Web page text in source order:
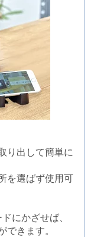
り出して簡単に
を選ばず使用可
にかざせば、
できます。